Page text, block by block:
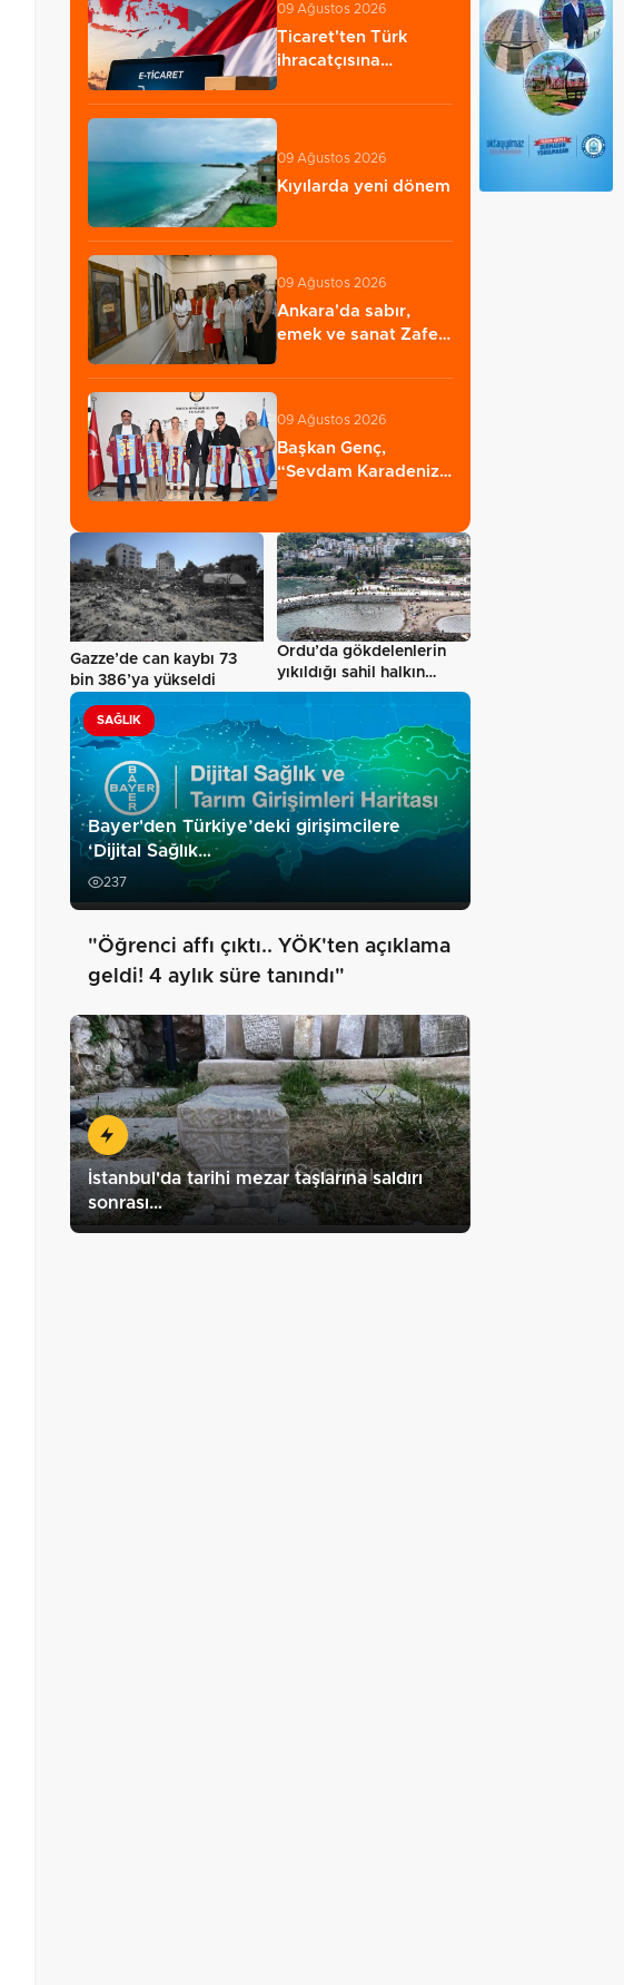
09 Ağustos 2026
Ticaret'ten Türk
ihracatçısına
rehberi…
09 Ağustos 2026
Kıyılarda yeni dönem
09 Ağustos 2026
Ankara'da sabır,
emek ve sanat Zafer
09 Ağustos 2026
Başkan Genç,
“Sevdam Karadeniz”
Gazze’de can kaybı 73
bin 386’ya yükseldi
Ordu’da gökdelenlerin
yıkıldığı sahil halkın
hizmetine…
SAĞLIK
Bayer'den Türkiye’deki girişimcilere
‘Dijital Sağlık…
237
"Öğrenci affı çıktı.. YÖK'ten açıklama
geldi! 4 aylık süre tanındı"
İstanbul'da tarihi mezar taşlarına saldırı
sonrası…